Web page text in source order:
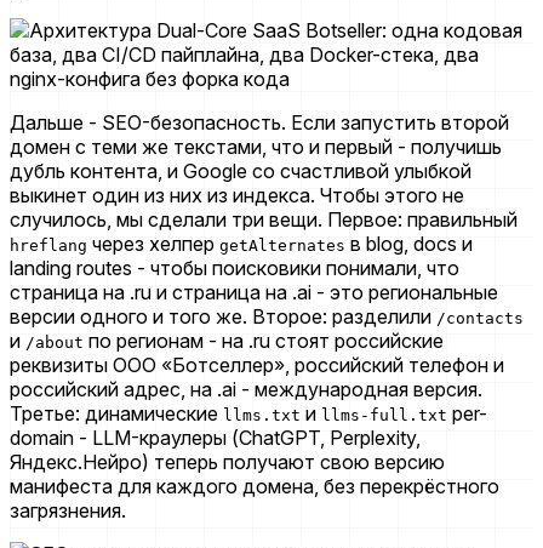
Дальше - SEO-безопасность. Если запустить второй
домен с теми же текстами, что и первый - получишь
дубль контента, и Google со счастливой улыбкой
выкинет один из них из индекса. Чтобы этого не
случилось, мы сделали три вещи. Первое: правильный
hreflang через хелпер getAlternates в blog, docs и
landing routes - чтобы поисковики понимали, что
страница на .ru и страница на .ai - это региональные
версии одного и того же. Второе: разделили /contacts
и /about по регионам - на .ru стоят российские
реквизиты ООО «Ботселлер», российский телефон и
российский адрес, на .ai - международная версия.
Третье: динамические llms.txt и llms-full.txt per-
domain - LLM-краулеры (ChatGPT, Perplexity,
Яндекс.Нейро) теперь получают свою версию
манифеста для каждого домена, без перекрёстного
загрязнения.